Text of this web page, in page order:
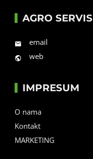
AGRO SERVIS
email
web
IMPRESUM
O nama
Kontakt
MARKETING